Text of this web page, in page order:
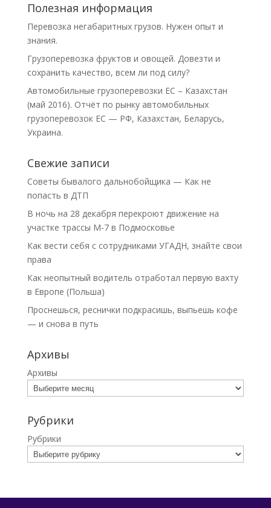
Полезная информация
Перевозка негабаритных грузов. Нужен опыт и
знания.
Грузоперевозка фруктов и овощей. Довезти и
сохранить качество, всем ли под силу?
Автомобильные грузоперевозки ЕС – Казахстан
(май 2016). Отчёт по рынку автомобильных
грузоперевозок ЕС — РФ, Казахстан, Беларусь,
Украина.
Свежие записи
Советы бывалого дальнобойщика — Как не
попасть в ДТП
В ночь на 28 декабря перекроют движение на
участке трассы М-7 в Подмосковье
Как вести себя с сотрудниками УГАДН, знайте свои
права
Как неопытный водитель отработал первую вахту
в Европе (Польша)
Проснешься, реснички подкрасишь, выпьешь кофе
— и снова в путь
Архивы
Архивы
Рубрики
Рубрики